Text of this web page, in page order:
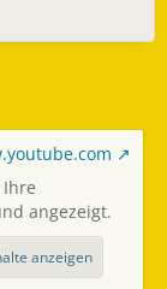
angezeigt.
anzeigen